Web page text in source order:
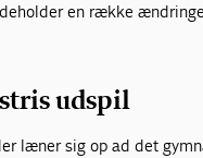
en række
udspil
læner sig op ad det